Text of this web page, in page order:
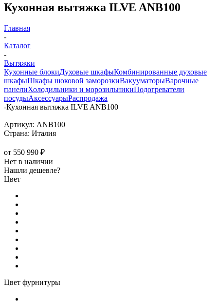
Кухонная вытяжка ILVE ANB100
Главная
-
Каталог
-
Вытяжки
Кухонные блокиДуховые шкафыКомбинированные духовые
шкафыШкафы шоковой заморозкиВакууматорыВарочные
панелиХолодильники и морозильникиПодогреватели
посудыАксессуарыРаспродажа
-Кухонная вытяжка ILVE ANB100
Артикул: ANB100
Страна: Италия
от 550 990 ₽
Нет в наличии
Нашли дешевле?
Цвет
Цвет фурнитуры